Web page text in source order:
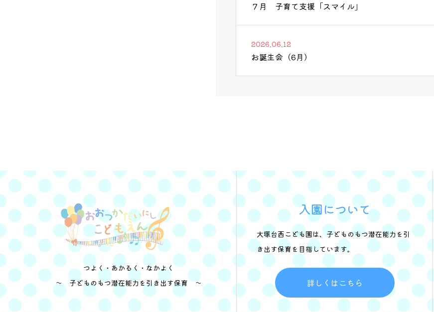
７月 子育て支援「スマイル」
2026.06.12
お誕生会（6月）
つよく・あかるく・なかよく
～ 子どものもつ潜在能力を引き出す保育 ～
入園について
大塚台西こども園は、子どものもつ潜在能力を引
き出す保育を目指しています。
詳しくはこちら